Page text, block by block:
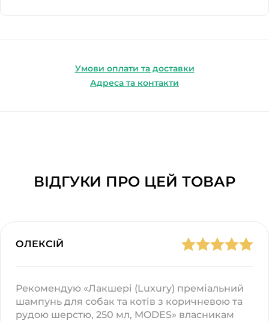
Умови оплати та доставки
Адреса та контакти
ВІДГУКИ ПРО ЦЕЙ ТОВАР
ОЛЕКСІЙ
Рекомендую «Лакшері (Luxury) преміальний
шампунь для собак та котів з коричневою та
рудою шерстю, 250 мл, MODES» власникам